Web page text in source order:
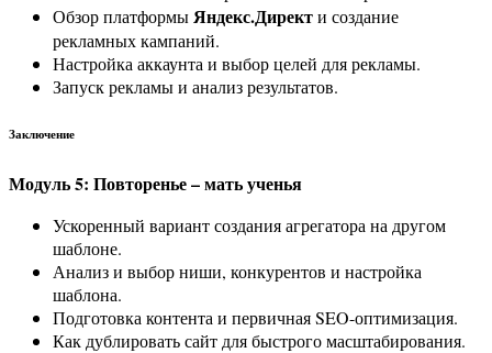
Обзор платформыЯндекс.Директи создание
рекламных кампаний.
Настройка аккаунта и выбор целей для рекламы.
Запуск рекламы и анализ результатов.
Заключение
Модуль 5: Повторенье – мать ученья
Ускоренный вариант создания агрегатора на другом
шаблоне.
Анализ и выбор ниши, конкурентов и настройка
шаблона.
Подготовка контента и первичная SEO-оптимизация.
Как дублировать сайт для быстрого масштабирования.